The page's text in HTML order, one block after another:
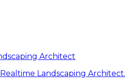
Architect
Landscaping Architect.